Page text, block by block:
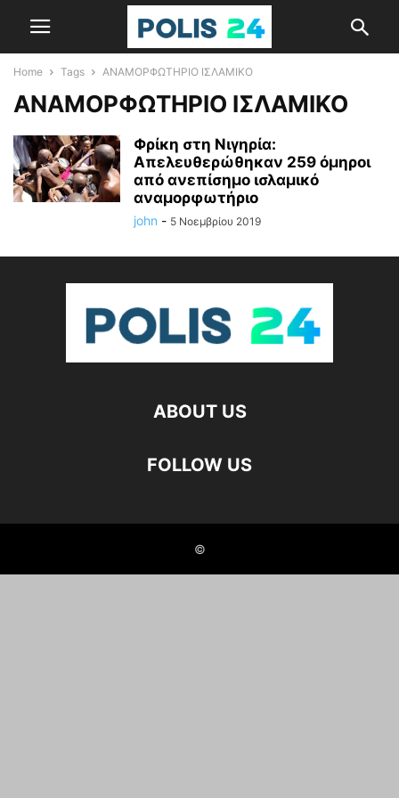
Home Tags ΑΝΑΜΟΡΦΩΤΗΡΙΟ ΙΣΛΑΜΙΚΟ
ΑΝΑΜΟΡΦΩΤΗΡΙΟ ΙΣΛΑΜΙΚΟ
Φρίκη στη Νιγηρία:
Απελευθερώθηκαν 259 όμηροι
από ανεπίσημο ισλαμικό
αναμορφωτήριο
john - 5 Νοεμβρίου 2019
ABOUT US
FOLLOW US
©